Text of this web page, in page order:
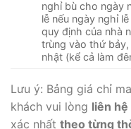
nghỉ bù cho ngày
lễ nếu ngày nghỉ
quy định của nhà
trùng vào thứ bảy,
nhật (kể cả làm
Lưu ý: Bảng giá chỉ
khách vui lòng liên
xác nhất theo từng